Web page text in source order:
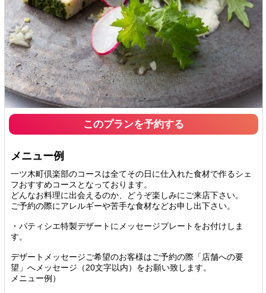
このプランを予約する
メニュー例
一ツ木町倶楽部のコースは全てその日に仕入れた食材で作るシェ
フおすすめコースとなっております。
どんなお料理に出会えるのか、どうぞ楽しみにご来店下さい。
ご予約の際にアレルギーや苦手な食材などお申し出下さい。
・パティシエ特製デザートにメッセージプレートをお付けしま
す。
デザートメッセージご希望のお客様はご予約の際「店舗への要
望」へメッセージ（20文字以内）をお願い致します。
メニュー例）